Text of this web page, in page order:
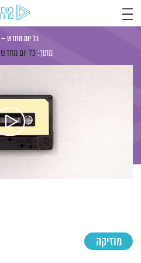
כל יום מחדש – 14.5.19
מתוך: כל יום מחדש
מוזיקה